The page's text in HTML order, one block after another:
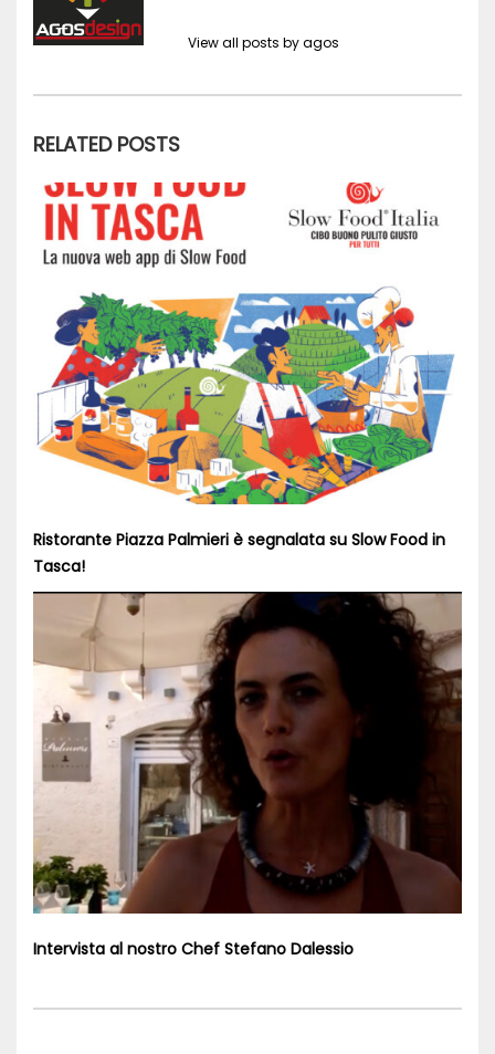
View all posts by agos
RELATED POSTS
Ristorante Piazza Palmieri è segnalata su Slow Food in
Tasca!
Intervista al nostro Chef Stefano Dalessio